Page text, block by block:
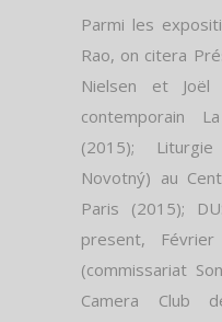
Parmi les
Rao, on citera
Nielsen et Joël
contemporain
(2015);
Novotný) au
Paris (2015);
present,
(commissariat
Camera Club